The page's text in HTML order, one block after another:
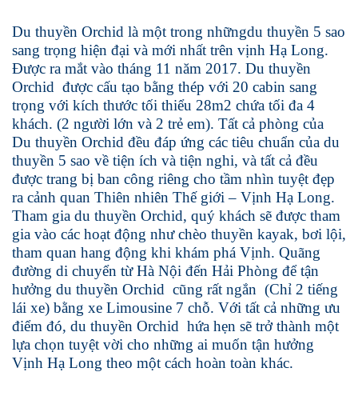
Du thuyền Orchid là một trong nhữngdu thuyền 5 sao
sang trọng hiện đại và mới nhất trên vịnh Hạ Long.
Được ra mắt vào tháng 11 năm 2017. Du thuyền
Orchid được cấu tạo bằng thép với 20 cabin sang
trọng với kích thước tối thiểu 28m2 chứa tối đa 4
khách. (2 người lớn và 2 trẻ em). Tất cả phòng của
Du thuyền Orchid đều đáp ứng các tiêu chuẩn của du
thuyền 5 sao về tiện ích và tiện nghi, và tất cả đều
được trang bị ban công riêng cho tầm nhìn tuyệt đẹp
ra cảnh quan Thiên nhiên Thế giới – Vịnh Hạ Long.
Tham gia du thuyền Orchid, quý khách sẽ được tham
gia vào các hoạt động như chèo thuyền kayak, bơi lội,
tham quan hang động khi khám phá Vịnh. Quãng
đường di chuyển từ Hà Nội đến Hải Phòng để tận
hưởng du thuyền Orchid cũng rất ngắn (Chỉ 2 tiếng
lái xe) bằng xe Limousine 7 chỗ. Với tất cả những ưu
điểm đó, du thuyền Orchid hứa hẹn sẽ trở thành một
lựa chọn tuyệt vời cho những ai muốn tận hưởng
Vịnh Hạ Long theo một cách hoàn toàn khác.